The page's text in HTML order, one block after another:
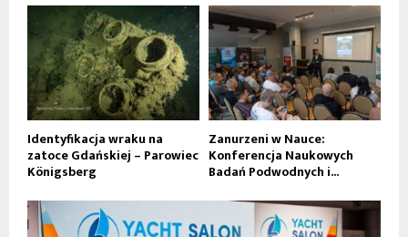
Identyfikacja wraku na
zatoce Gdańskiej – Parowiec
Königsberg
Zanurzeni w Nauce:
Konferencja Naukowych
Badań Podwodnych i...